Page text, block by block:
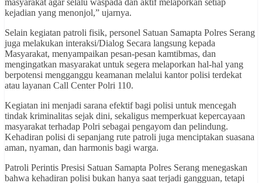
kejadian yang menonjol,” ujarnya.
Selain kegiatan patroli fisik, personel Satuan Samapta Polres Serang
juga melakukan interaksi/Dialog Secara langsung kepada
Masyarakat, menyampaikan pesan-pesan kamtibmas, dan
mengingatkan masyarakat untuk segera melaporkan hal-hal yang
berpotensi mengganggu keamanan melalui kantor polisi terdekat
atau layanan Call Center Polri 110.
Kegiatan ini menjadi sarana efektif bagi polisi untuk mencegah
tindak kriminalitas sejak dini, sekaligus memperkuat kepercayaan
masyarakat terhadap Polri sebagai pengayom dan pelindung.
Kehadiran polisi di sepanjang rute patroli juga menciptakan suasana
aman, nyaman, dan harmonis bagi warga.
Patroli Perintis Presisi Satuan Samapta Polres Serang menegaskan
bahwa kehadiran polisi bukan hanya saat terjadi gangguan, tetapi